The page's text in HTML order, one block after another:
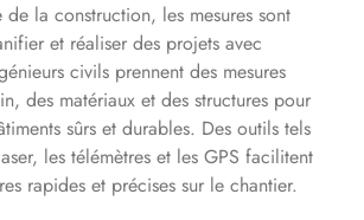
la construction, les mesures sont
et réaliser des projets avec
civils prennent des mesures
des matériaux et des structures pour
sûrs et durables. Des outils tels
les télémètres et les GPS facilitent
rapides et précises sur le chantier.